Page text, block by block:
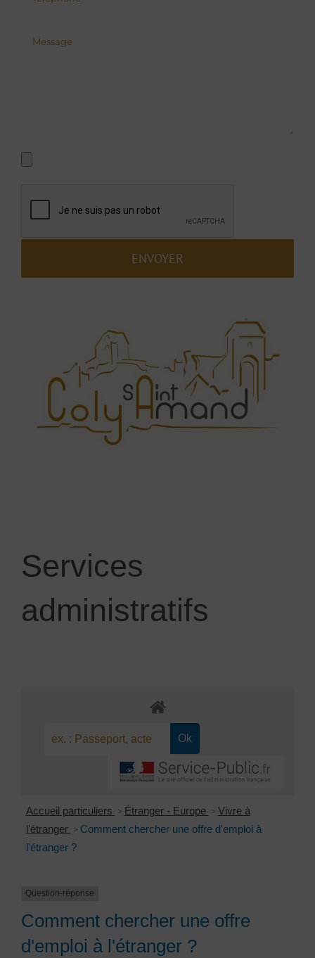
Services
administratifs
Accueil particuliers > Étranger - Europe > Vivre à
l'étranger > Comment chercher une offre d'emploi à
l'étranger ?
Question-réponse
Comment chercher une offre
d'emploi à l'étranger ?